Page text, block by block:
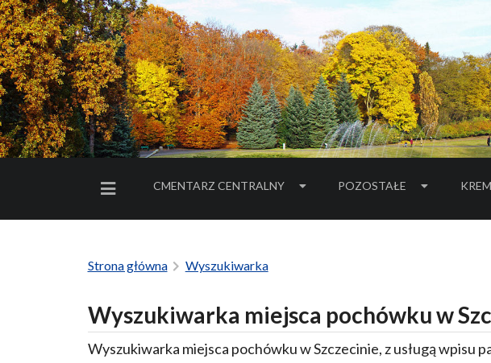
MENU BOCZNE
CMENTARZ CENTRALNY POZOSTAŁE
Strona główna Wyszukiwarka
Wyszukiwarka miejsca pochówku w
Wyszukiwarka miejsca pochówku w Szczecinie, z usługą